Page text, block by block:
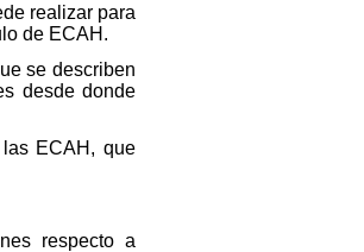
realizar para
de ECAH.
se describen
desde donde
ECAH, que
respecto a